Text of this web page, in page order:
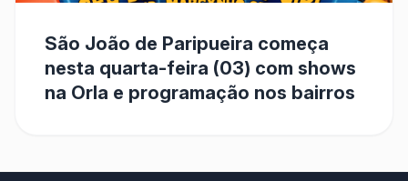
São João de Paripueira começa
nesta quarta-feira (03) com shows
na Orla e programação nos bairros